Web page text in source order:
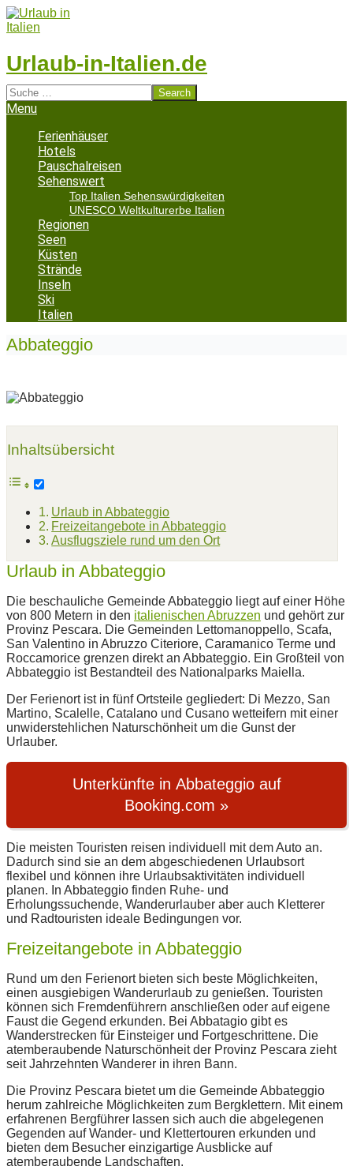
Skip
to
Urlaub-in-Italien.de
Search
Secondary
Menu
Ferienhäuser
Hotels
Pauschalreisen
Sehenswert
Top Italien Sehenswürdigkeiten
UNESCO Weltkulturerbe Italien
Regionen
Seen
Küsten
Strände
Inseln
Ski
Italien
Abbateggio
Inhaltsübersicht
Urlaub in Abbateggio
Freizeitangebote in Abbateggio
Ausflugsziele rund um den Ort
Urlaub in Abbateggio
Die beschauliche Gemeinde Abbateggio liegt auf einer Höhe
von 800 Metern in den italienischen Abruzzen und gehört zur
Provinz Pescara. Die Gemeinden Lettomanoppello, Scafa,
San Valentino in Abruzzo Citeriore, Caramanico Terme und
Roccamorice grenzen direkt an Abbateggio. Ein Großteil von
Abbateggio ist Bestandteil des Nationalparks Maiella.
Der Ferienort ist in fünf Ortsteile gegliedert: Di Mezzo, San
Martino, Scalelle, Catalano und Cusano wetteifern mit einer
unwiderstehlichen Naturschönheit um die Gunst der
Urlauber.
Unterkünfte in Abbateggio auf
Booking.com »
Die meisten Touristen reisen individuell mit dem Auto an.
Dadurch sind sie an dem abgeschiedenen Urlaubsort
flexibel und können ihre Urlaubsaktivitäten individuell
planen. In Abbateggio finden Ruhe- und
Erholungssuchende, Wanderurlauber aber auch Kletterer
und Radtouristen ideale Bedingungen vor.
Freizeitangebote in Abbateggio
Rund um den Ferienort bieten sich beste Möglichkeiten,
einen ausgiebigen Wanderurlaub zu genießen. Touristen
können sich Fremdenführern anschließen oder auf eigene
Faust die Gegend erkunden. Bei Abbatagio gibt es
Wanderstrecken für Einsteiger und Fortgeschrittene. Die
atemberaubende Naturschönheit der Provinz Pescara zieht
seit Jahrzehnten Wanderer in ihren Bann.
Die Provinz Pescara bietet um die Gemeinde Abbateggio
herum zahlreiche Möglichkeiten zum Bergklettern. Mit einem
erfahrenen Bergführer lassen sich auch die abgelegenen
Gegenden auf Wander- und Klettertouren erkunden und
bieten dem Besucher einzigartige Ausblicke auf
atemberaubende Landschaften.